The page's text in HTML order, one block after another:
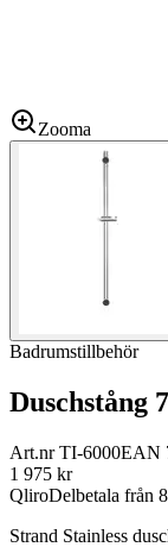
Zooma
Badrumstillbehör
Duschstång
Art.nrTI-6000EAN
1 975 kr
QliroDelbetala från
Strand Stainless